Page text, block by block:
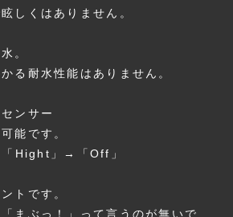
しくはありません。
。
る耐水性能はありません。
ンサー
能です。
Hight」→「Off」
トです。
まぶっ！」って言うのが無いで